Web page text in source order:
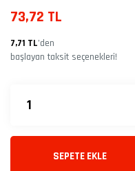
73,72 TL
7,71 TL’den
başlayan taksit seçenekleri!
SEPETE EKLE